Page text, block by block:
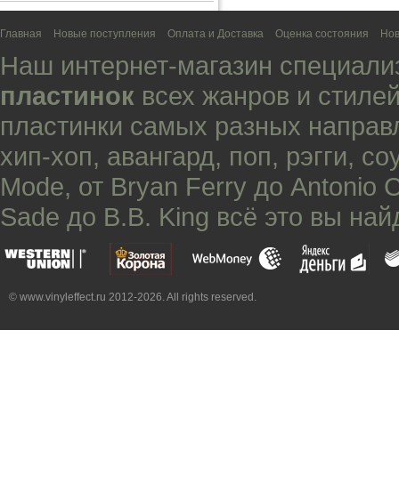
Главная Новые поступления Оплата и Доставка Оценка состояния
Наш интернет-магазин
пластинок всех жанров и
пластинки самых разных
хип-хоп, авангард, поп, рэгги,
Mode, от Bryan Ferry до Antonio
Sade до B.B. King всё это вы
© www.vinyleffect.ru 2012-2026. All rights reserved.